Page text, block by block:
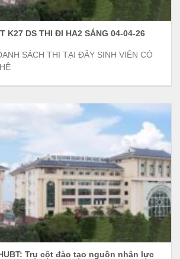
K27 DS THI ĐI HA2 SÁNG 04-04-26
SÁCH THI TẠI ĐÂY SINH VIÊN CÓ
Trụ cột đào tạo nguồn nhân lực